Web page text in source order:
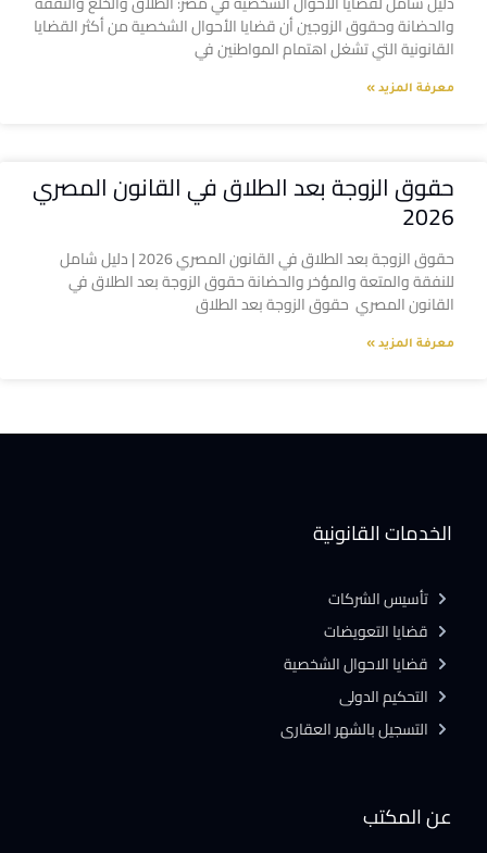
والحضانة وحقوق الزوجين أن قضايا الأحوال الشخصية من أكثر القضايا
القانونية التي تشغل اهتمام المواطنين في
معرفة المزيد »
حقوق الزوجة بعد الطلاق في القانون المصري
2026
حقوق الزوجة بعد الطلاق في القانون المصري 2026 | دليل شامل
للنفقة والمتعة والمؤخر والحضانة حقوق الزوجة بعد الطلاق في
القانون المصري حقوق الزوجة بعد الطلاق
معرفة المزيد »
عن المكتب
الخدمات القانونية
تأسيس الشركات
قضايا التعويضات
قضايا الاحوال الشخصية
التحكيم الدولى
التسجيل بالشهر العقارى